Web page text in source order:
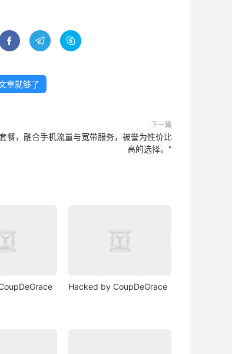
  
章就够了
下一篇
餐，融合手机流量与宽带服务，被誉为性价比
高的选择。"
Hacked by CoupDeGrace